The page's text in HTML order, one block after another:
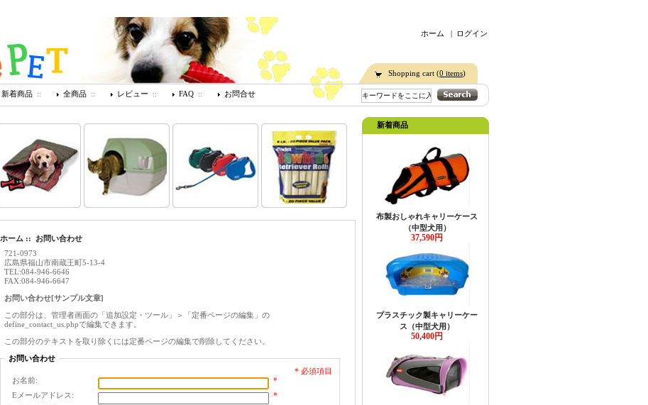
ホーム ログイン
Shopping cart (0 items)
新着商品 :: 全商品 :: レビュー :: FAQ :: お問合せ
ホーム :: お問い合わせ
721-0973
広島県福山市南蔵王町5-13-4
TEL:084-946-6646
FAX:084-946-6647
お問い合わせ[サンプル文章]
この部分は、管理者画面の「追加設定・ツール」＞「定番ページの編集」の
define_contact_us.phpで編集できます。
この部分のテキストを取り除くには定番ページの編集で削除してください。
お問い合わせ
* 必須項目
お名前:
*
Eメールアドレス:
*
新着商品
布製おしゃれキャリーケース
（中型犬用）
37,590円
プラスチック製キャリーケー
ス（中型犬用）
50,400円